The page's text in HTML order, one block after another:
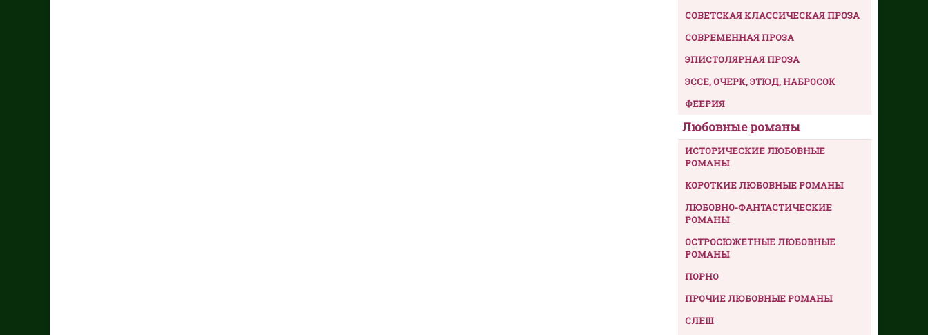
СОВЕТСКАЯ КЛАССИЧЕСКАЯ ПРОЗА
СОВРЕМЕННАЯ ПРОЗА
ЭПИСТОЛЯРНАЯ ПРОЗА
ЭССЕ, ОЧЕРК, ЭТЮД, НАБРОСОК
ФЕЕРИЯ
Любовные романы
ИСТОРИЧЕСКИЕ ЛЮБОВНЫЕ
РОМАНЫ
КОРОТКИЕ ЛЮБОВНЫЕ РОМАНЫ
ЛЮБОВНО-ФАНТАСТИЧЕСКИЕ
РОМАНЫ
ОСТРОСЮЖЕТНЫЕ ЛЮБОВНЫЕ
РОМАНЫ
ПОРНО
ПРОЧИЕ ЛЮБОВНЫЕ РОМАНЫ
СЛЕШ